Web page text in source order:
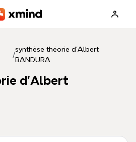
/
synthèse théorie d'Albert
BANDURA
d'Albert